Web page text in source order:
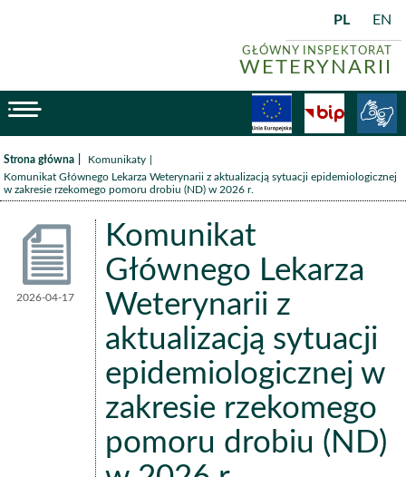
GŁÓWNY INSPEKTORAT
WETERYNARII
PL EN
BiP
Strona główna /Komunikaty
Komunikat Głównego Lekarza Weterynarii z aktualizacją sytuacji epidemiologicznej
w zakresie rzekomego pomoru drobiu (ND) w 2026 r.
Komunikat
Głównego Lekarza
Weterynarii z
aktualizacją sytuacji
epidemiologicznej w
zakresie rzekomego
pomoru drobiu (ND)
Komunikaty
2026-04-17